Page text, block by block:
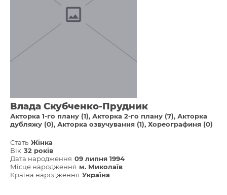
Влада Скубченко-Прудник
Акторка 1-го плану (1) Акторка 2-го плану (7) Акторка
дубляжу (0) Акторка озвучування (1) Хореографиня (0)
Стать Жінка
Вік 32 років
Дата народження 09 липня 1994
Місце народження м. Миколаїв
Країна народження Україна